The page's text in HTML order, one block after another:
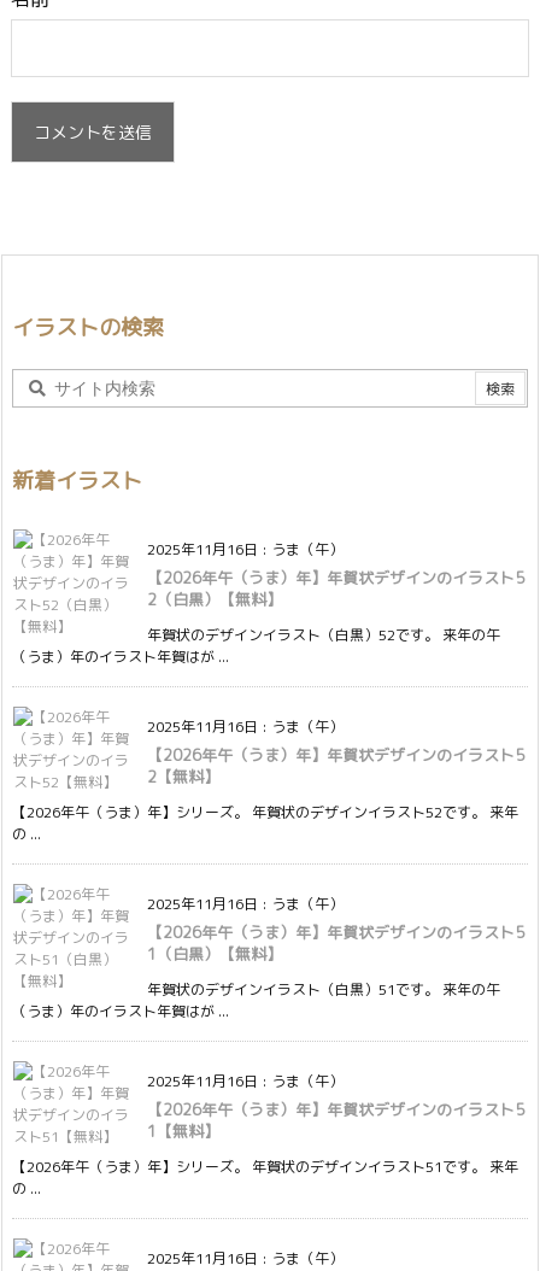
イラストの検索
新着イラスト
2025年11月16日 : うま（午）
【2026年午（うま）年】年賀状デザインのイラスト5
2（白黒）【無料】
年賀状のデザインイラスト（白黒）52です。 来年の午
（うま）年のイラスト年賀はが ...
2025年11月16日 : うま（午）
【2026年午（うま）年】年賀状デザインのイラスト5
2【無料】
【2026年午（うま）年】シリーズ。 年賀状のデザインイラスト52です。 来年
の ...
2025年11月16日 : うま（午）
【2026年午（うま）年】年賀状デザインのイラスト5
1（白黒）【無料】
年賀状のデザインイラスト（白黒）51です。 来年の午
（うま）年のイラスト年賀はが ...
2025年11月16日 : うま（午）
【2026年午（うま）年】年賀状デザインのイラスト5
1【無料】
【2026年午（うま）年】シリーズ。 年賀状のデザインイラスト51です。 来年
の ...
2025年11月16日 : うま（午）